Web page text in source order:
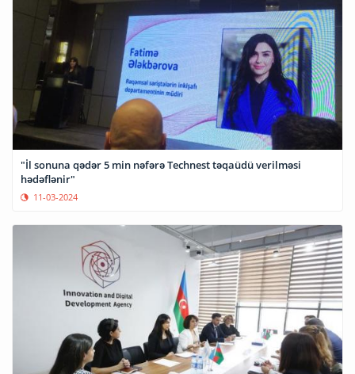
"İl sonuna qədər 5 min nəfərə Technest təqaüdü verilməsi
hədəflənir"
11-03-2024